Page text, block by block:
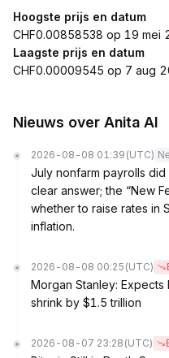
Hoogste prijs en datum
CHF0.00858538 op 19 mei
Laagste prijs en datum
CHF0.00009545 op 7 aug
Nieuws over Anita AI
2026-08-08 01:39 (UTC)
July nonfarm payrolls
clear answer; the “New
whether to raise rates in
inflation.
2026-08-08 00:25 (UTC)
Morgan Stanley:
shrink by $1.5 trillion
2026-08-07 23:28 (UTC)